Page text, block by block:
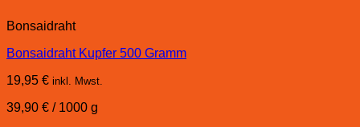
Bonsaidraht
Bonsaidraht Kupfer 500 Gramm
19,95 € inkl. Mwst.
39,90 € / 1000 g